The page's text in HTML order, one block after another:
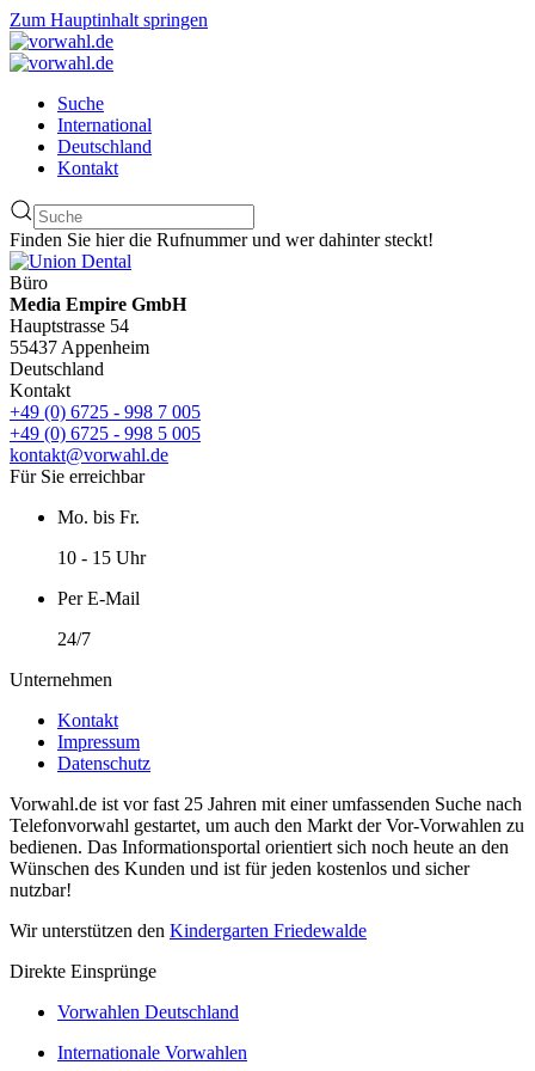
Zum Hauptinhalt springen
Suche
International
Deutschland
Kontakt
Finden Sie hier die Rufnummer und wer dahinter steckt!
Büro
Media Empire GmbH
Hauptstrasse 54
55437 Appenheim
Deutschland
Kontakt
+49 (0) 6725 - 998 7 005
+49 (0) 6725 - 998 5 005
kontakt@vorwahl.de
Für Sie erreichbar
Mo. bis Fr.
10 - 15 Uhr
Per E-Mail
24/7
Unternehmen
Kontakt
Impressum
Datenschutz
Vorwahl.de ist vor fast 25 Jahren mit einer umfassenden Suche nach
Telefonvorwahl gestartet, um auch den Markt der Vor-Vorwahlen zu
bedienen. Das Informationsportal orientiert sich noch heute an den
Wünschen des Kunden und ist für jeden kostenlos und sicher
nutzbar!
Wir unterstützen den Kindergarten Friedewalde
Direkte Einsprünge
Vorwahlen Deutschland
Internationale Vorwahlen